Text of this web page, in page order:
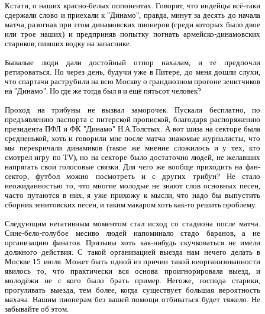
Кстати, о на­ших красно-белых оппонентах. Гово­рят, что индейцы всё-таки
сдержали слово и приехали к "Динамо", правда, минут за десять до начала
матча, разогнав при этом дина­мовских пионеров (среди которых было двое
или трое наших) и предприняв по­пытку погнать армейско-динамовских
стариков, пивших водку на запаснике.
Бывалые люди дали достойный отпор нахалам, и те предпочли
ретироваться. Но через день, будучи уже в Питере, до меня дошли слухи,
что спартачи раструбили на всю Москву о грандиозном прогоне зе­нитчиков
на "Динамо". Но где же тогда был я и ещё пятьсот человек?
Проход на трибуны не вызвал заморо­чек. Пускали бесплатно, по
предъявлению паспорта с питерской пропиской, благода­ря распоряжению
президента ПФЛ и ФК "Динамо" Н.А.Толстых. А вот шиза на сек­торе была
средненькой, хоть и говорили мне после матча знакомые журналисты, что
мы перекричали динамиков (такое же мнение сложилось и у тех, кто
смотрел игру по TV), но на секторе было достаточно людей, не желавших
напрягать свои голосовые связки. Для чего же вообще приходить на фан-
сектор, футбол можно посмотреть и с других трибун? Не стало
неожиданностью то, что многие молодые не знают слов ос­новных песен,
часто путаются в них, я уже прихожу к мысли, что надо бы выпустить
сборник зенитовских песен, и таким макаром хоть как-то решить проблему.
Следующим негативным моментом стал исход со стадиона после матча.
Сине-бело-голубое месиво людей напо­минало стадо баранов, а не
организацию фанатов. Призывы хоть как-нибудь скучковаться не имели
должного действия. С такой организацией выезда нам нечего делать в
Москве 15 июля. Может быть одной из причин такой неорганизованно­сти
явилось то, что практически вся ос­нова проигнорировала выезд, и
молодёжи не с кого было брать пример. Негоже, господа старики,
прогуливать выезда, тем более, когда существует большая ве­роятность
махача. Нашим пионерам без вашей помощи отбиваться будет тяжело. Не
забывайте об этом.